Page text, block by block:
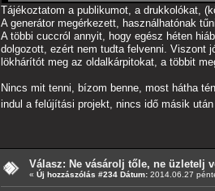
Tájékoztatom a publikumot, a drukkolókat,
A generátor megérkezett, használhatónak
A többi cuccról annyit, hogy egész héten
dolgozott, ezért nem tudta felvenni. Viszont
lökhárítót meg az oldalkárpitokat, a többit
Nincs mit tenni, bízom benne, most hátha
indul a felújítási projekt, nincs idő másik
Válasz: Ne vásárolj tőle, ne üzletelj
« Új hozzászólás #234 Dátum: 2014.06.27